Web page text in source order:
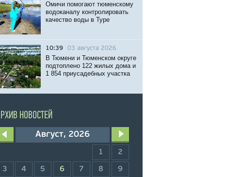
Омичи помогают тюменскому
водоканалу контролировать
качество воды в Туре
10:39 03 августа 2026
В Тюмени и Тюменском округе
подтоплено 122 жилых дома и
1 854 приусадебных участка
НОВОСТЕЙ
Август, 2026
1 2
3 4 5 6 7 8 9